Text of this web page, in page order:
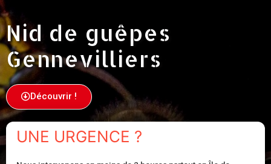
Nid de guêpes
Gennevilliers
Découvrir !
UNE URGENCE ?